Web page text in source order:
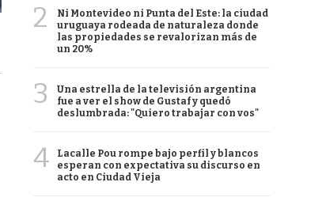
2
Ni Montevideo ni Punta del Este: la ciudad
uruguaya rodeada de naturaleza donde
las propiedades se revalorizan más de
un 20%
3
Una estrella de la televisión argentina
fue a ver el show de Gustaf y quedó
deslumbrada: "Quiero trabajar con vos"
4
Lacalle Pou rompe bajo perfil y blancos
esperan con expectativa su discurso en
acto en Ciudad Vieja